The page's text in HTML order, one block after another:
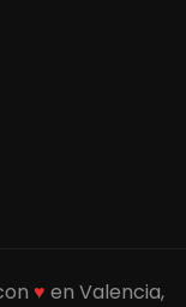
♥ en Valencia,